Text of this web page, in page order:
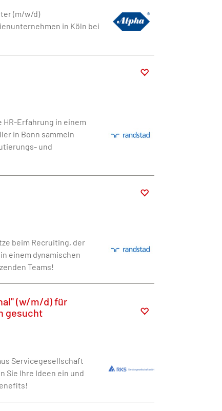
(m/w/d)
in Köln bei
Erfahrung in einem
in Bonn sammeln
und
beim Recruiting, der
einem dynamischen
Teams!
(w/m/d) für
gesucht
Servicegesellschaft
Sie Ihre Ideen ein und